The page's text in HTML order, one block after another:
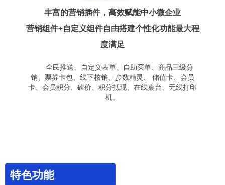
丰富的营销插件，高效赋能中小微企业
营销组件+自定义组件自由搭建个性化功能最大程
度满足
全民推送、自定义表单、自助买单、商品三级分
销、票券卡包、线下核销、步数精灵、 储值卡、会员
卡、会员积分、砍价、积分抵现、在线桌台、无线打印
机。
特色功能